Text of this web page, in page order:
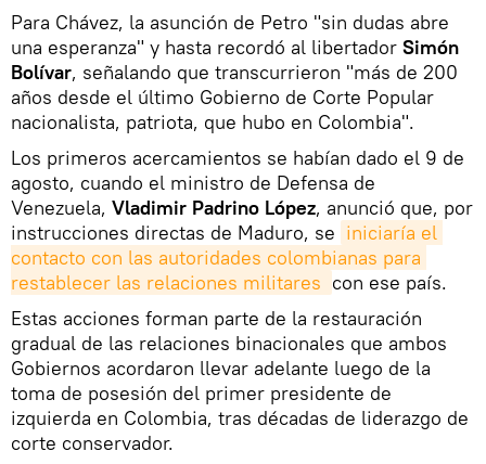
Para Chávez, la asunción de Petro "sin dudas abre
una esperanza" y hasta recordó al libertador Simón
Bolívar, señalando que transcurrieron "más de 200
años desde el último Gobierno de Corte Popular
nacionalista, patriota, que hubo en Colombia".
Los primeros acercamientos se habían dado el 9 de
agosto, cuando el ministro de Defensa de
Venezuela, Vladimir Padrino López, anunció que, por
instrucciones directas de Maduro, se iniciaría el
contacto con las autoridades colombianas para
restablecer las relaciones militares con ese país.
Estas acciones forman parte de la restauración
gradual de las relaciones binacionales que ambos
Gobiernos acordaron llevar adelante luego de la
toma de posesión del primer presidente de
izquierda en Colombia, tras décadas de liderazgo de
corte conservador.